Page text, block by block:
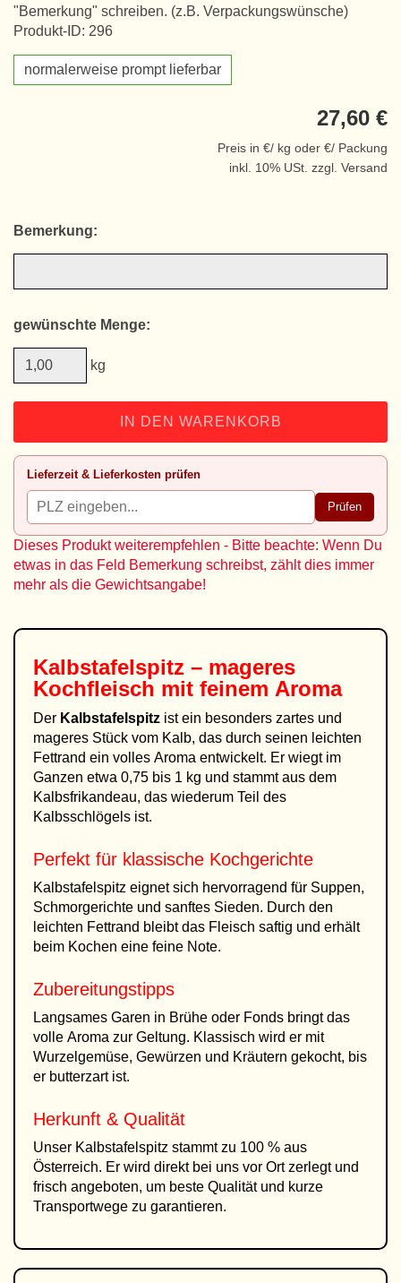
"Bemerkung" schreiben. (z.B. Verpackungswünsche)
Produkt-ID: 296
normalerweise prompt lieferbar
27,60 €
Preis in €/ kg oder €/ Packung
inkl. 10% USt. zzgl. Versand
Bemerkung:
gewünschte Menge:
kg
IN DEN WARENKORB
Lieferzeit & Lieferkosten prüfen
Prüfen
Dieses Produkt weiterempfehlen - Bitte beachte: Wenn Du
etwas in das Feld Bemerkung schreibst, zählt dies immer
mehr als die Gewichtsangabe!
Kalbstafelspitz – mageres
Kochfleisch mit feinem Aroma
Der Kalbstafelspitz ist ein besonders zartes und
mageres Stück vom Kalb, das durch seinen leichten
Fettrand ein volles Aroma entwickelt. Er wiegt im
Ganzen etwa 0,75 bis 1 kg und stammt aus dem
Kalbsfrikandeau, das wiederum Teil des
Kalbsschlögels ist.
Perfekt für klassische Kochgerichte
Kalbstafelspitz eignet sich hervorragend für Suppen,
Schmorgerichte und sanftes Sieden. Durch den
leichten Fettrand bleibt das Fleisch saftig und erhält
beim Kochen eine feine Note.
Zubereitungstipps
Langsames Garen in Brühe oder Fonds bringt das
volle Aroma zur Geltung. Klassisch wird er mit
Wurzelgemüse, Gewürzen und Kräutern gekocht, bis
er butterzart ist.
Herkunft & Qualität
Unser Kalbstafelspitz stammt zu 100 % aus
Österreich. Er wird direkt bei uns vor Ort zerlegt und
frisch angeboten, um beste Qualität und kurze
Transportwege zu garantieren.